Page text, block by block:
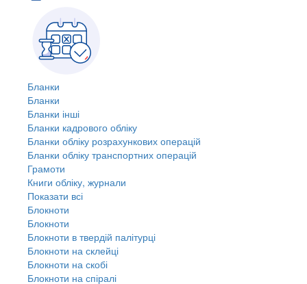
Бланки
Бланки
Бланки інші
Бланки кадрового обліку
Бланки обліку розрахункових операцій
Бланки обліку транспортних операцій
Грамоти
Книги обліку, журнали
Показати всі
Блокноти
Блокноти
Блокноти в твердій палітурці
Блокноти на склейці
Блокноти на скобі
Блокноти на спіралі